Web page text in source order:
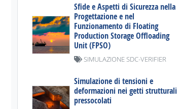
Sfide e Aspetti di Sicurezza nella
Progettazione e nel
Funzionamento di Floating
Production Storage Offloading
Unit (FPSO)
SIMULAZIONE SDC-VERIFIER
Simulazione di tensioni e
deformazioni nei getti strutturali
pressocolati